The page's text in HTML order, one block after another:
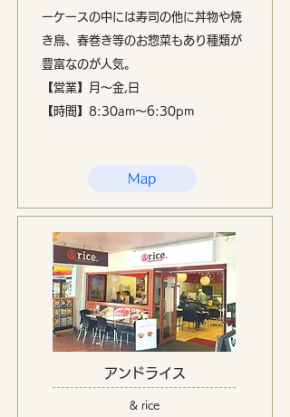
ーケースの中には寿司の他に丼物や焼
き鳥、春巻き等のお惣菜もあり種類が
豊富なのが人気。
【営業】月〜金,日
【時間】8:30am〜6:30pm
Map
& rice
アンドライス